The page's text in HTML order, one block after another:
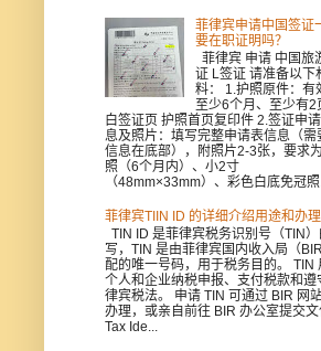
菲律宾申请中国签证
要在职证明吗？
菲律宾 申请 中国旅
证 L签证 请准备以下
料： 1.护照原件：有
至少6个月、至少有2
白签证页 护照首页复印件 2.签证申
息及照片：填写完整申请表信息（需
信息在底部），附照片2-3张，要求
照（6个月内）、小2寸
（48mm×33mm）、彩色白底免冠
菲律宾TIIN ID 的详细介绍用途和办
TIN ID 是菲律宾税务识别号（TIN
写，TIN 是由菲律宾国内收入局（
配的唯一号码，用于税务目的。 TIN
个人和企业纳税申报、支付税款和遵
律宾税法。 申请 TIN 可通过 BIR 网
办理，或亲自前往 BIR 办公室提交文
Tax Ide...